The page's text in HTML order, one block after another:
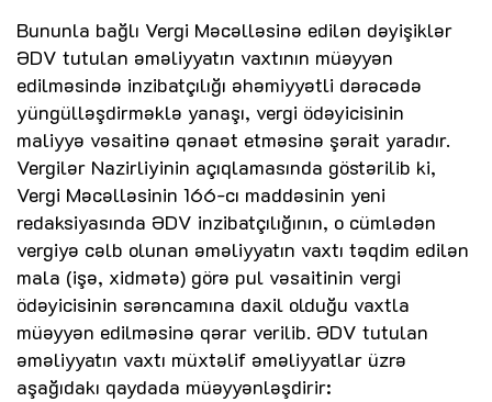
Bununla bağlı Vergi Məcəlləsinə edilən dəyişiklər
ƏDV tutulan əməliyyatın vaxtının müəyyən
edilməsində inzibatçılığı əhəmiyyətli dərəcədə
yüngülləşdirməklə yanaşı, vergi ödəyicisinin
maliyyə vəsaitinə qənaət etməsinə şərait yaradır.
Vergilər Nazirliyinin açıqlamasında göstərilib ki,
Vergi Məcəlləsinin 166-cı maddəsinin yeni
redaksiyasında ƏDV inzibatçılığının, o cümlədən
vergiyə cəlb olunan əməliyyatın vaxtı təqdim edilən
mala (işə, xidmətə) görə pul vəsaitinin vergi
ödəyicisinin sərəncamına daxil olduğu vaxtla
müəyyən edilməsinə qərar verilib. ƏDV tutulan
əməliyyatın vaxtı müxtəlif əməliyyatlar üzrə
aşağıdakı qaydada müəyyənləşdirir: